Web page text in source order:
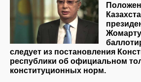
следует из постановления
республики об официальном
конституционных норм.